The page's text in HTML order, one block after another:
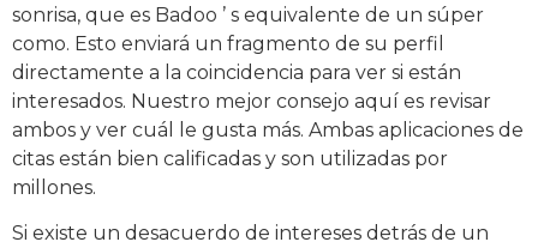
sonrisa, que es Badoo ’ s equivalente de un súper
como. Esto enviará un fragmento de su perfil
directamente a la coincidencia para ver si están
interesados. Nuestro mejor consejo aquí es revisar
ambos y ver cuál le gusta más. Ambas aplicaciones de
citas están bien calificadas y son utilizadas por
millones.
Si existe un desacuerdo de intereses detrás de un